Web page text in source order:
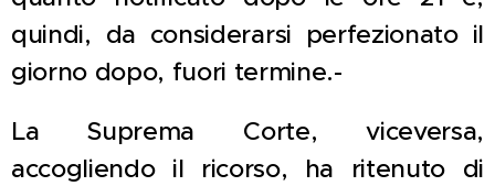
quindi, da considerarsi perfezionato il
giorno dopo, fuori termine.-
La Suprema Corte, viceversa,
accogliendo il ricorso, ha ritenuto di